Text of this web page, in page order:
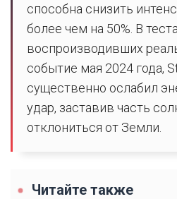
способна снизить
более чем на 50%. В
воспроизводивших
событие мая 2024 года,
существенно ослабил
удар, заставив часть
отклониться от Земли.
Читайте также